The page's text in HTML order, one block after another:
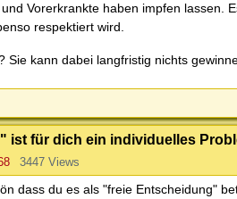
Vorerkrankte haben impfen lassen.
respektiert wird.
kann dabei langfristig nichts
ist für dich ein individuelles
3447 Views
dass du es als "freie Entscheidung"